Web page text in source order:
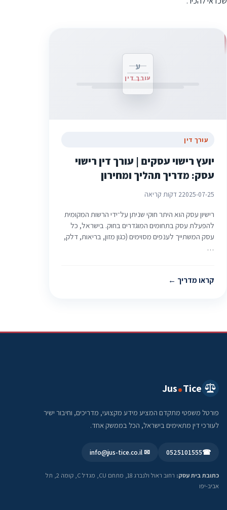
ע
עורך דין
עורך דין
יועץ רישוי עסקים | עורך דין רישוי
עסק: מדריך תהליך ומחירון
2025-07-252 דקות קריאה
רישיון עסק הוא היתר חוקי שניתן על־ידי הרשות המקומית
להפעלת עסק בתחומים המוגדרים בחוק. בישראל, כל
עסק המשתייך לענפים מסוימים (כגון מזון, בריאות, דלק,
…
קראו מדריך
Jus Tice
פורטל משפטי מתקדם המציע מידע מקצועי, מדריכים, וחיבור ישיר
לעורכי דין מתאימים בישראל, הכל בממשק אחד.
☎
0525101555
✉ info@jus-tice.co.il
כתובת בית עסק:
רחוב ראול ולנברג 18, מתחם CU, מגדל C, קומה 2, תל
אביב-יפו